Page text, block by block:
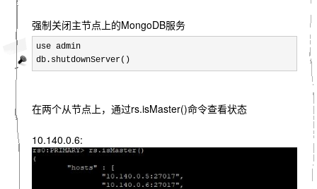
强制关闭主节点上的MongoDB服务
use admin
db.shutdownServer()
在两个从节点上，通过rs.isMaster()命令查看状态
10.140.0.6: